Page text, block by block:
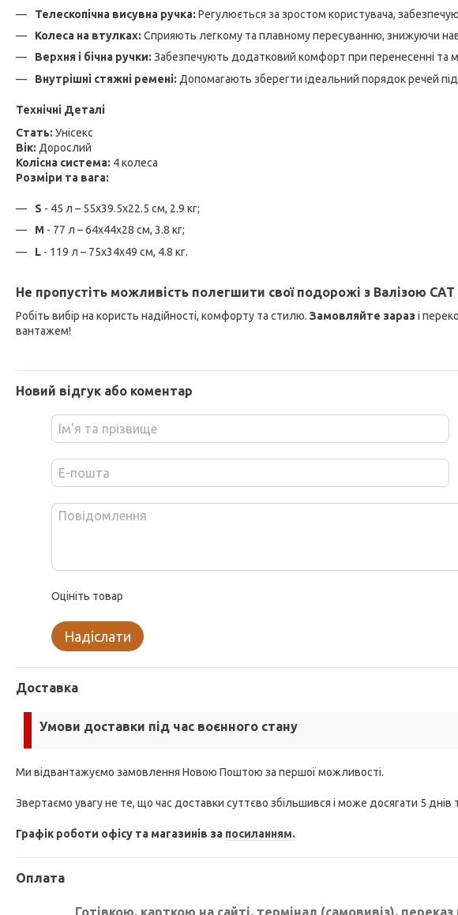
Телескопічна висувна ручка: Регулюється за зростом користувача,
Колеса на втулках: Сприяють легкому та плавному пересуванню, знижуючи
Верхня і бічна ручки: Забезпечують додатковий комфорт при перенесенні та
Внутрішні стяжні ремені: Допомагають зберегти ідеальний порядок речей
Технічні Деталі
Стать: Унісекс
Вік: Дорослий
Колісна система: 4 колеса
Розміри та вага:
S - 45 л – 55х39.5х22.5 см, 2.9 кг;
M - 77 л – 64х44х28 см, 3.8 кг;
L - 119 л – 75х34х49 см, 4.8 кг.
Не пропустіть можливість полегшити свої подорожі з Валізою
Робіть вибір на користь надійності, комфорту та стилю. Замовляйте зараз і
вантажем!
Новий відгук або коментар
Оцініть товар
Надіслати
Доставка
Умови доставки під час воєнного стану
Ми відвантажуємо замовлення Новою Поштою за першої можливості.
Звертаємо увагу не те, що час доставки суттєво збільшився і може досягати 5 днів
Графік роботи офісу та магазинів за посиланням.
Оплата
Готівкою, карткою на сайті, термінал (самовивіз),